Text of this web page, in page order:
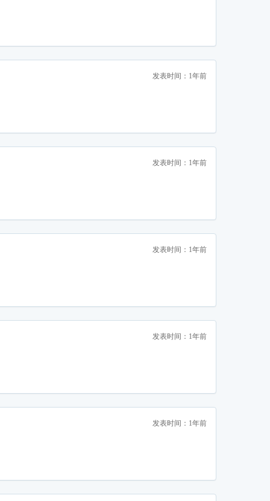
发表时间：1年前
发表时间：1年前
发表时间：1年前
发表时间：1年前
发表时间：1年前